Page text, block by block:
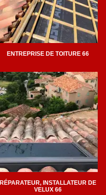
ENTREPRISE DE TOITURE 66
RÉPARATEUR, INSTALLATEUR DE
VELUX 66